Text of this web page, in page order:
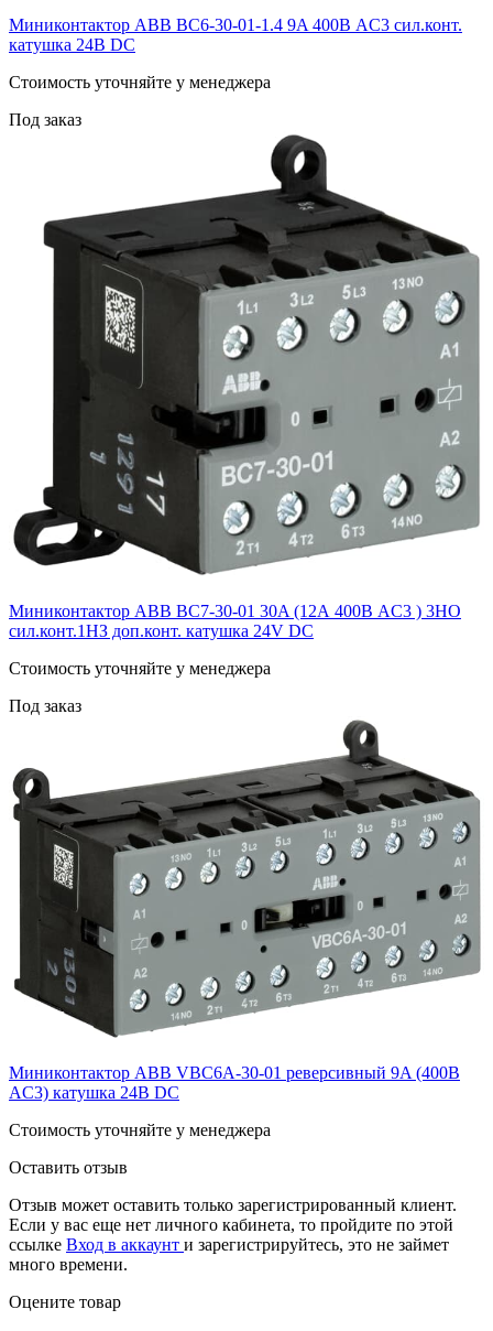
Миниконтактор ABB ВC6-30-01-1.4 9A 400В AC3 сил.конт.
катушка 24В DC
Cтоимость уточняйте у менеджера
Под заказ
Миниконтактор ABB ВC7-30-01 30A (12А 400В AC3 ) 3НО
сил.конт.1НЗ доп.конт. катушка 24V DС
Cтоимость уточняйте у менеджера
Под заказ
Миниконтактор ABB VBC6A-30-01 реверсивный 9A (400В
AC3) катушка 24B DC
Cтоимость уточняйте у менеджера
Оставить отзыв
Отзыв может оставить только зарегистрированный клиент.
Если у вас еще нет личного кабинета, то пройдите по этой
ссылке Вход в аккаунт и зарегистрируйтесь, это не займет
много времени.
Оцените товар